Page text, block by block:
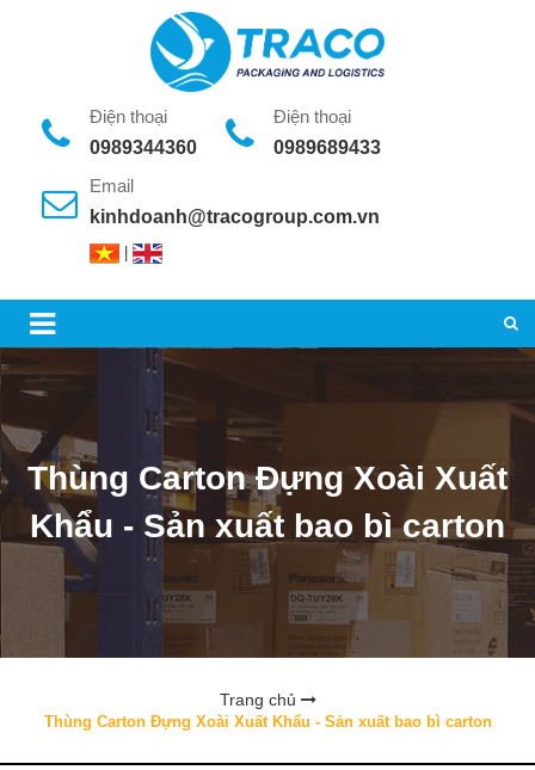
Điện thoại
0989344360
Điện thoại
0989689433
Email
kinhdoanh@tracogroup.com.vn
Thùng Carton Đựng Xoài Xuất
Khẩu - Sản xuất bao bì carton
Trang chủ
Thùng Carton Đựng Xoài Xuất Khẩu - Sản xuất bao bì carton